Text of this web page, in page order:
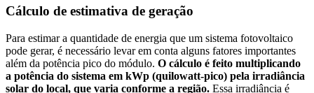
Cálculo de estimativa de geração
Para estimar a quantidade de energia que um sistema fotovoltaico
pode gerar, é necessário levar em conta alguns fatores importantes
além da potência pico do módulo. O cálculo é feito multiplicando
a potência do sistema em kWp (quilowatt-pico) pela irradiância
solar do local, que varia conforme a região. Essa irradiância é